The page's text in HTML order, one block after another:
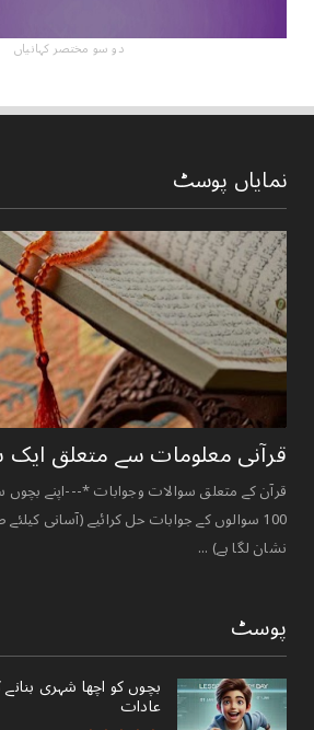
دو سو مختصر کہانیاں
نمایاں پوسٹ
قرآنی ‏معلومات ‏سے ‏متعلق ‏ایک
قرآن کے متعلق سوالات وجوابات *---اپنے بچوں
100 سوالوں کے جوابات حل کرائیے (آسانی
نشان لگا ہے) ...
پوسٹ
بچوں کو اچھا شہری
عادات